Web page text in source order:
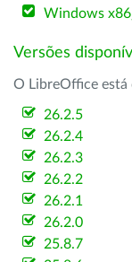
Windows
Versões
O LibreOffice está
26.2.5
26.2.4
26.2.3
26.2.2
26.2.1
26.2.0
25.8.7